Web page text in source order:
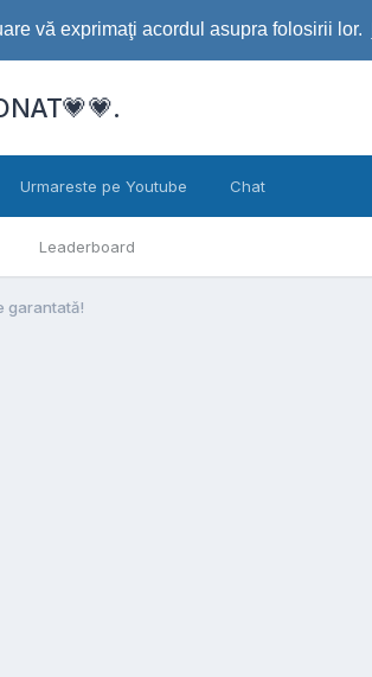
vă exprimaţi acordul asupra folosirii lor.
Leaderboard
Urmareste pe Youtube Chat
garantată!